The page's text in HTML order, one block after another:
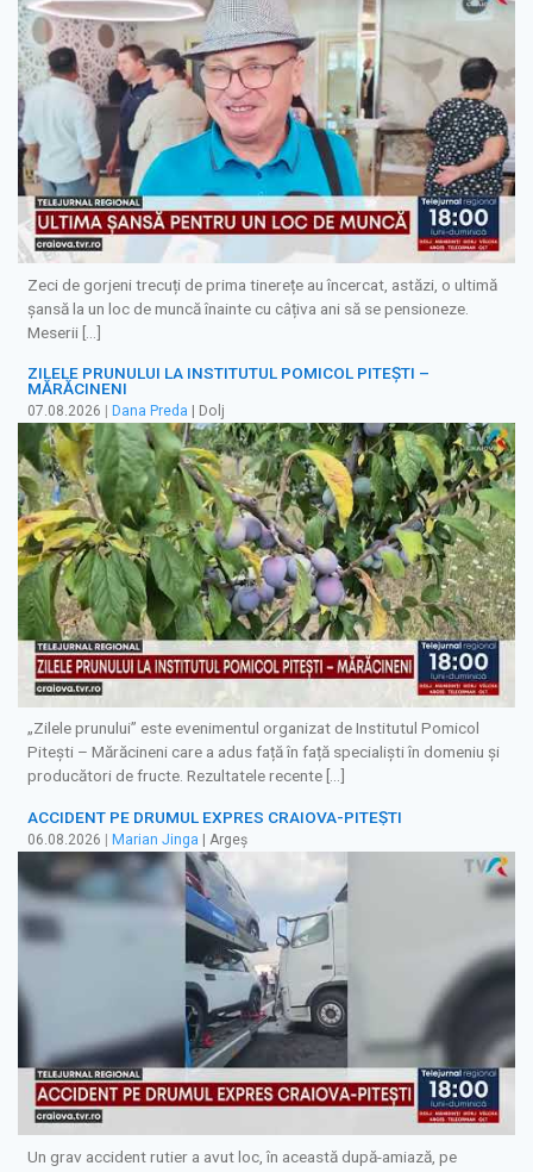
Zeci de gorjeni trecuți de prima tinerețe au încercat, astăzi, o ultimă
șansă la un loc de muncă înainte cu câțiva ani să se pensioneze.
Meserii […]
ZILELE PRUNULUI LA INSTITUTUL POMICOL PITEȘTI –
MĂRĂCINENI
07.08.2026 Dana Preda | Dolj
„Zilele prunului” este evenimentul organizat de Institutul Pomicol
Pitești – Mărăcineni care a adus față în față specialiști în domeniu și
producători de fructe. Rezultatele recente […]
ACCIDENT PE DRUMUL EXPRES CRAIOVA-PITEȘTI
06.08.2026 | Marian Jinga | Argeș
Un grav accident rutier a avut loc, în această după-amiază, pe